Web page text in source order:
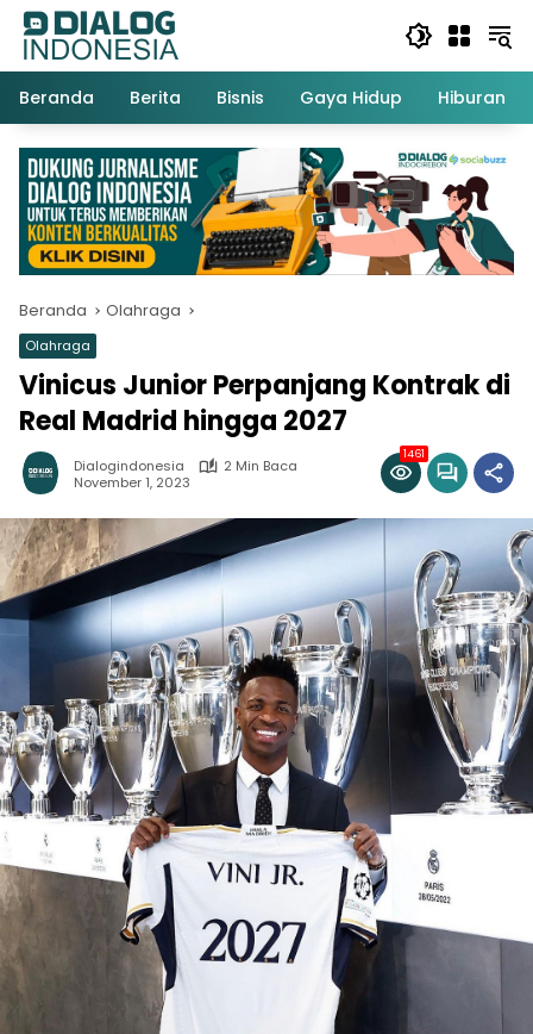
Langsung
konten
Beranda
Berita Bisnis Gaya Hidup Hiburan
Beranda Olahraga
Olahraga
Vinicus Junior Perpanjang Kontrak di
Real Madrid hingga 2027
Dialogindonesia
2 Min Baca
November 1, 2023
1461